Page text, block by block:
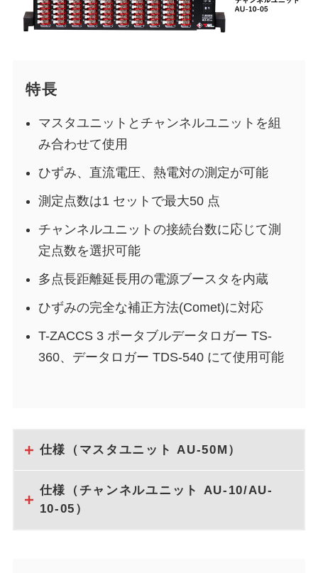
特長
マスタユニットとチャンネルユニットを組
み合わせて使用
ひずみ、直流電圧、熱電対の測定が可能
測定点数は1 セットで最大50 点
チャンネルユニットの接続台数に応じて測
定点数を選択可能
多点長距離延長用の電源ブースタを内蔵
ひずみの完全な補正方法(Comet)に対応
T-ZACCS 3 ポータブルデータロガー TS-
360、データロガー TDS-540 にて使用可能
仕様（マスタユニット AU-50M）
仕様（チャンネルユニット AU-10/AU-
10-05）